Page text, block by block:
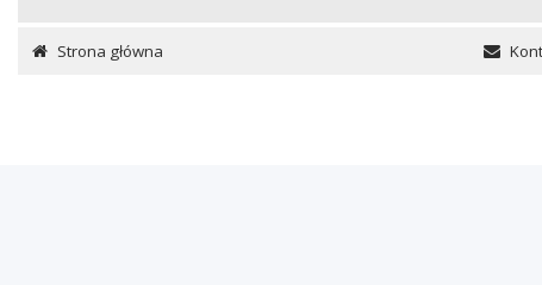
Strona główna